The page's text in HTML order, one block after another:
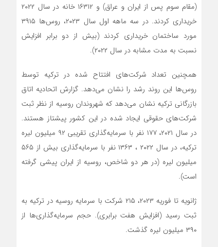
(مقام سوم پس از ایران و عراق) و ۱۶۳۱۲ خانه در سال ۲۰۲۲
خریداری کردند. در سه ماهه اول سال ۲۰۲۳، روس‌ها ۳۹۱۵
مورد ساختمان خریداری کردند (بیش از دو برابر افزایش
نسبت به مدت مشابه در سال ۲۰۲۲).
همچنین تعداد شرکت‌های افتتاح شده در ترکیه توسط
روس‌ها این روند رشد را نشان می‌دهد. گزارش اتحادیه اتاق
بازرگانی ترکیه نشان می‌دهد که شهروندان روسیه از نظر ثبت
شرکت‌های حقوقی ایجاد شده در این کشور پیشتاز هستند.
در سال ۲۰۲۱، ۱۷۷ نفر با سرمایه‌گذاری تقریبی ۹۲ میلیون لیره
ترکیه، در سال ۲۰۲۲ ، ۱۳۶۳ نفر با سرمایه‌گذاری بیش از ۵۶۵
میلیون لیره (در هر دو شاخص، روسیه از ایران پیشی گرفته
است).
ژانویه تا فوریه ۲۰۲۳، ۲۱۵ شرکت با سرمایه روسیه در ترکیه به
ثبت رسید (افزایش هفت برابری). حجم سرمایه‌گذاری‌ها از
۳۹۰ میلیون لیره گذشت.